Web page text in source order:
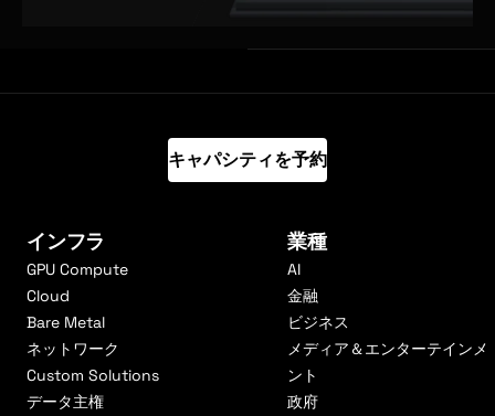
キャパシティを予約
インフラ
GPU Compute
Cloud
Bare Metal
ネットワーク
Custom Solutions
データ主権
業種
AI
金融
ビジネス
メディア＆エンターテインメ
ント
政府